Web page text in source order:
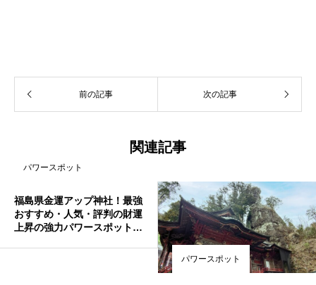
前の記事 次の記事
関連記事
パワースポット
福島県金運アップ神社！最強
おすすめ・人気・評判の財運
上昇の強力パワースポット！
パワースポット